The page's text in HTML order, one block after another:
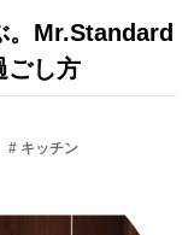
。Mr.Standard
ごし方
# キッチン